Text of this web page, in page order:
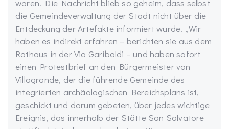
waren. Die Nachricht blieb so geheim, dass selbst
die Gemeindeverwaltung der Stadt nicht über die
Entdeckung der Artefakte informiert wurde. „Wir
haben es indirekt erfahren – berichten sie aus dem
Rathaus in der Via Garibaldi – und haben sofort
einen Protestbrief an den Bürgermeister von
Villagrande, der die führende Gemeinde des
integrierten archäologischen Bereichsplans ist,
geschickt und darum gebeten, über jedes wichtige
Ereignis, das innerhalb der Stätte San Salvatore